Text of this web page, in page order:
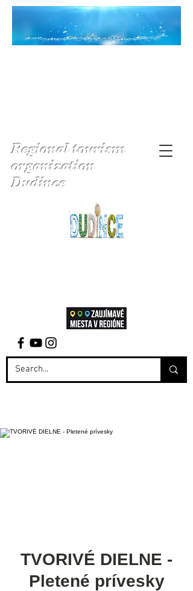
Regional tourism
organization
Dudince
TVORIVÉ DIELNE -
Pletené prívesky